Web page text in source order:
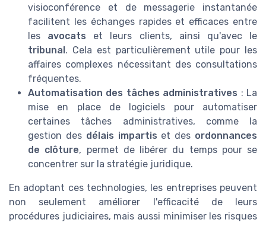
visioconférence et de messagerie instantanée
facilitent les échanges rapides et efficaces entre
les avocats et leurs clients, ainsi qu'avec le
tribunal . Cela est particulièrement utile pour les
affaires complexes nécessitant des consultations
fréquentes.
Automatisation des tâches administratives : La
mise en place de logiciels pour automatiser
certaines tâches administratives, comme la
gestion des délais impartis et des ordonnances
de clôture, permet de libérer du temps pour se
concentrer sur la stratégie juridique.
En adoptant ces technologies, les entreprises peuvent
non seulement améliorer l'efficacité de leurs
procédures judiciaires, mais aussi minimiser les risques